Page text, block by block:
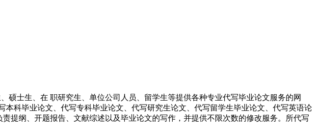
士生、在 职研究生、单位公司人员、留学生等提供各种专业代写毕业论文服务的网
科毕业论文、代写专科毕业论文、代写研究生论文、代写留学生毕业论文、代写英语论
提纲、开题报告、文献综述以及毕业论文的写作，并提供不限次数的修改服务。所代写